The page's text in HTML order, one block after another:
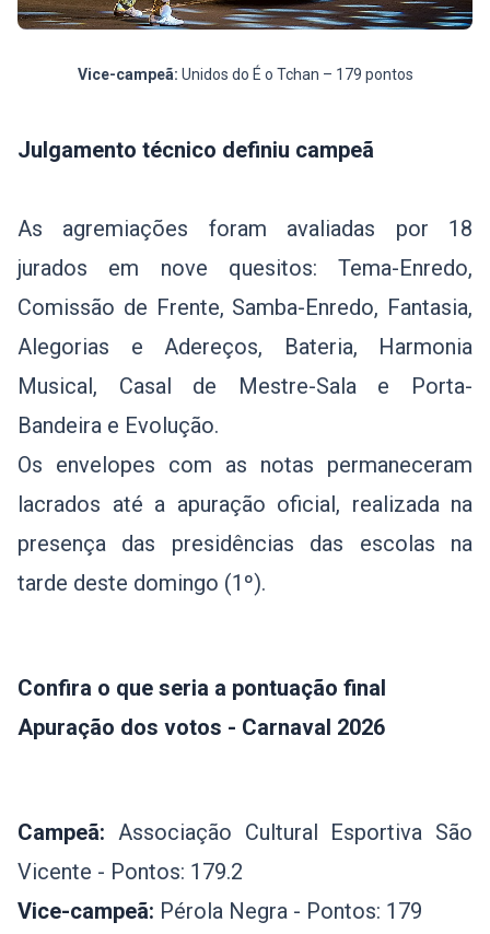
Vice-campeã: Unidos do É o Tchan – 179 pontos
Julgamento técnico definiu campeã
As agremiações foram avaliadas por 18
jurados em nove quesitos: Tema-Enredo,
Comissão de Frente, Samba-Enredo, Fantasia,
Alegorias e Adereços, Bateria, Harmonia
Musical, Casal de Mestre-Sala e Porta-
Bandeira e Evolução.
Os envelopes com as notas permaneceram
lacrados até a apuração oficial, realizada na
presença das presidências das escolas na
tarde deste domingo (1º).
Confira o que seria a pontuação final
Apuração dos votos - Carnaval 2026
Campeã: Associação Cultural Esportiva São
Vicente - Pontos: 179.2
Vice-campeã: Pérola Negra - Pontos: 179